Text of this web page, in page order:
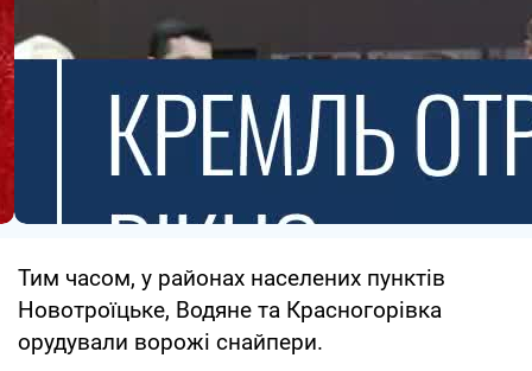
Тим часом, у районах населених пунктів
Новотроїцьке, Водяне та Красногорівка
орудували ворожі снайпери.